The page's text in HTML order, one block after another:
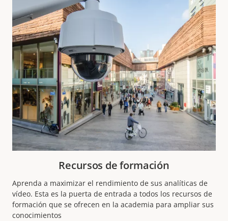
Recursos de formación
Aprenda a maximizar el rendimiento de sus analíticas de
vídeo. Esta es la puerta de entrada a todos los recursos de
formación que se ofrecen en la academia para ampliar sus
conocimientos